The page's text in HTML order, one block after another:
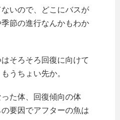
いので、どこにバスが
節の進行なんかもわか
そろそろ回復に向けて
うちょい先か。
た体、回復傾向の体
要因でアフターの魚は